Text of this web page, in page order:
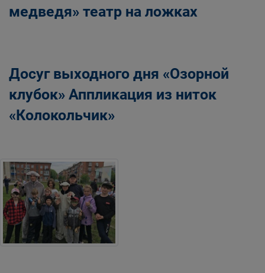
медведя» театр на ложках
Досуг выходного дня «Озорной
клубок» Аппликация из ниток
«Колокольчик»